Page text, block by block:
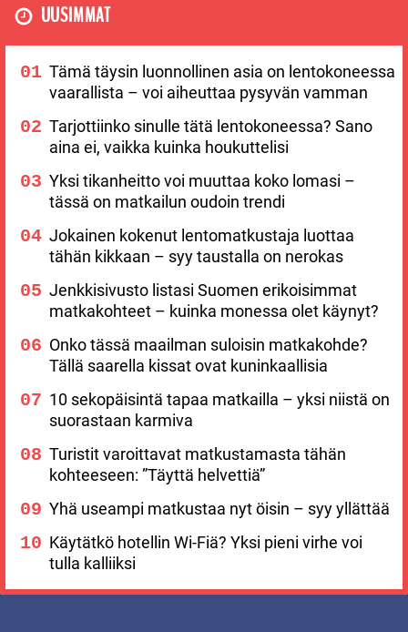
UUSIMMAT
Tämä täysin luonnollinen asia on lentokoneessa
vaarallista – voi aiheuttaa pysyvän vamman
Tarjottiinko sinulle tätä lentokoneessa? Sano
aina ei, vaikka kuinka houkuttelisi
Yksi tikanheitto voi muuttaa koko lomasi –
tässä on matkailun oudoin trendi
Jokainen kokenut lentomatkustaja luottaa
tähän kikkaan – syy taustalla on nerokas
Jenkkisivusto listasi Suomen erikoisimmat
matkakohteet – kuinka monessa olet käynyt?
Onko tässä maailman suloisin matkakohde?
Tällä saarella kissat ovat kuninkaallisia
10 sekopäisintä tapaa matkailla – yksi niistä on
suorastaan karmiva
Turistit varoittavat matkustamasta tähän
kohteeseen: ”Täyttä helvettiä”
Yhä useampi matkustaa nyt öisin – syy yllättää
Käytätkö hotellin Wi-Fiä? Yksi pieni virhe voi
tulla kalliiksi